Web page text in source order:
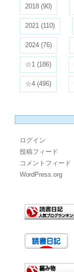
2018 (90)
2021 (110)
2024 (76)
☆1 (186)
☆4 (496)
ログイン
投稿フィード
コメントフィード
WordPress.org